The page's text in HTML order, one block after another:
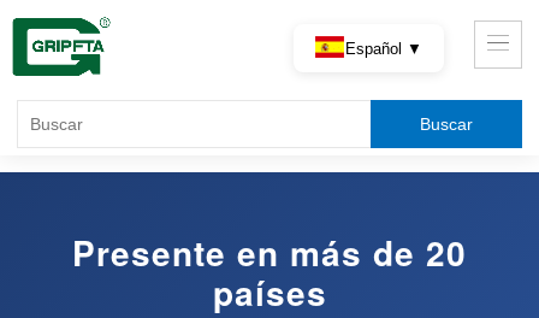
Español ▼
Presente en más de 20
países